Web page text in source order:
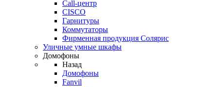
Call-центр
CISCO
Гарнитуры
Коммутаторы
Фирменная продукция Солярис
Уличные умные шкафы
Домофоны
Назад
Домофоны
Fanvil